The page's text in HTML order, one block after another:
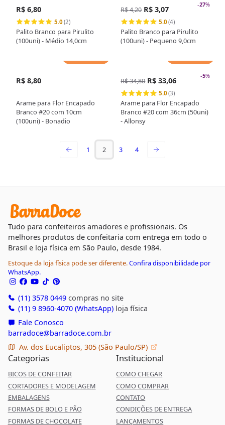
R$ 6,80
5.0(2)
Palito Branco para Pirulito
(100uni) - Médio 14,0cm
-27%
R$ 4,20 R$ 3,07
5.0(4)
Palito Branco para Pirulito
(100uni) - Pequeno 9,0cm
R$ 8,80
Arame para Flor Encapado
Branco #20 com 10cm
(100uni) - Bonadio
-5%
R$ 34,80 R$ 33,06
5.0(3)
Arame para Flor Encapado
Branco #20 com 36cm (50uni)
- Allonsy
1 2 3 4
Tudo para confeiteiros amadores e profissionais. Os
melhores produtos de confeitaria com entrega em todo o
Brasil e loja física em São Paulo, desde 1984.
Estoque da loja física pode ser diferente.Confira disponibilidade por
WhatsApp.
(11) 3578 0449compras no site
(11) 9 8960-4070 (WhatsApp)loja física
Fale Conosco
barradoce@barradoce.com.br
Av. dos Eucaliptos, 305 (São Paulo/SP)
Categorias
BICOS DE CONFEITAR
CORTADORES E MODELAGEM
EMBALAGENS
FORMAS DE BOLO E PÃO
FORMAS DE CHOCOLATE
Institucional
COMO CHEGAR
COMO COMPRAR
CONTATO
CONDIÇÕES DE ENTREGA
LANÇAMENTOS